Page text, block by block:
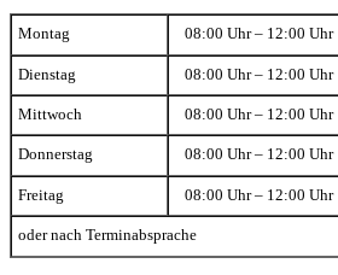
Montag 08:00 Uhr – 12:00 Uhr
Dienstag 08:00 Uhr – 12:00 Uhr
Mittwoch 08:00 Uhr – 12:00 Uhr
Donnerstag 08:00 Uhr – 12:00 Uhr
Freitag 08:00 Uhr – 12:00 Uhr
oder nach Terminabsprache